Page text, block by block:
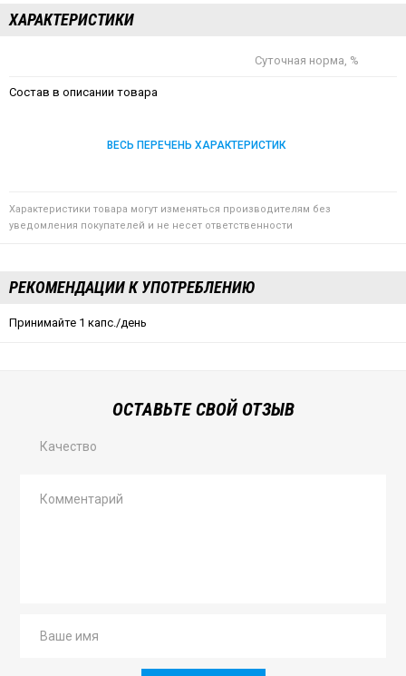
ХАРАКТЕРИСТИКИ
Суточная норма, %
Состав в описании товара
ВЕСЬ ПЕРЕЧЕНЬ ХАРАКТЕРИСТИК
Характеристики товара могут изменяться производителям без
уведомления покупателей и не несет ответственности
РЕКОМЕНДАЦИИ К УПОТРЕБЛЕНИЮ
Принимайте 1 капс./день
ОСТАВЬТЕ СВОЙ ОТЗЫВ
Качество